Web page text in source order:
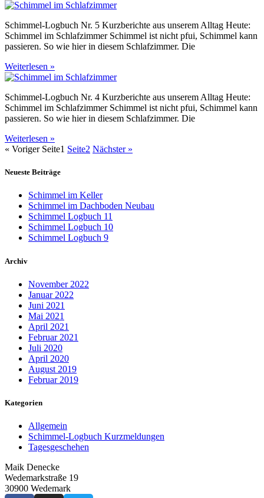
Schimmel-Logbuch Nr. 5 Kurzberichte aus unserem Alltag Heute:
Schimmel im Schlafzimmer Schimmel ist nicht pfui, Schimmel kann
passieren. So wie hier in diesem Schlafzimmer. Die
Weiterlesen »
Schimmel-Logbuch Nr. 4 Kurzberichte aus unserem Alltag Heute:
Schimmel im Schlafzimmer Schimmel ist nicht pfui, Schimmel kann
passieren. So wie hier in diesem Schlafzimmer. Die
Weiterlesen »
« Voriger Seite1 Seite2 Nächster »
Neueste Beiträge
Schimmel im Keller
Schimmel im Dachboden Neubau
Schimmel Logbuch 11
Schimmel Logbuch 10
Schimmel Logbuch 9
Archiv
November 2022
Januar 2022
Juni 2021
Mai 2021
April 2021
Februar 2021
Juli 2020
April 2020
August 2019
Februar 2019
Kategorien
Allgemein
Schimmel-Logbuch Kurzmeldungen
Tagesgeschehen
Maik Denecke
Wedemarkstraße 19
30900 Wedemark